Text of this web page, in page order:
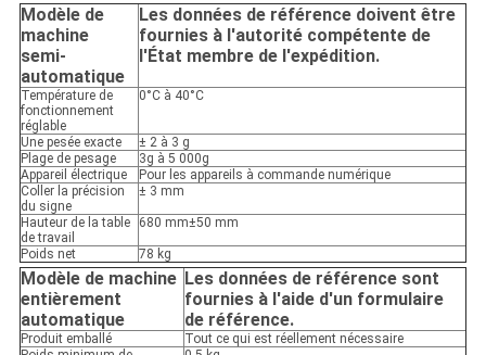
Modèle de
machine
semi-
automatique
Les données de référence doivent être
fournies à l'autorité compétente de
l'État membre de l'expédition.
Température de
fonctionnement
réglable
0°C à 40°C
Une pesée exacte
± 2 à 3 g
Plage de pesage
3g à 5 000g
Appareil électrique
Pour les appareils à commande numérique
Coller la précision
du signe
± 3 mm
Hauteur de la table
de travail
680 mm±50 mm
Poids net 78 kg
Modèle de machine
entièrement
automatique
Les données de référence sont
fournies à l'aide d'un formulaire
de référence.
Produit emballé
Tout ce qui est réellement nécessaire